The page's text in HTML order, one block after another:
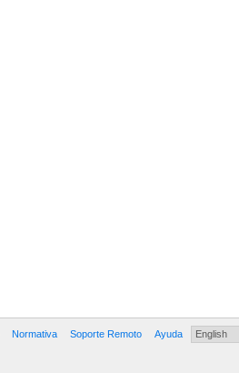
Normativa Soporte Remoto Ayuda